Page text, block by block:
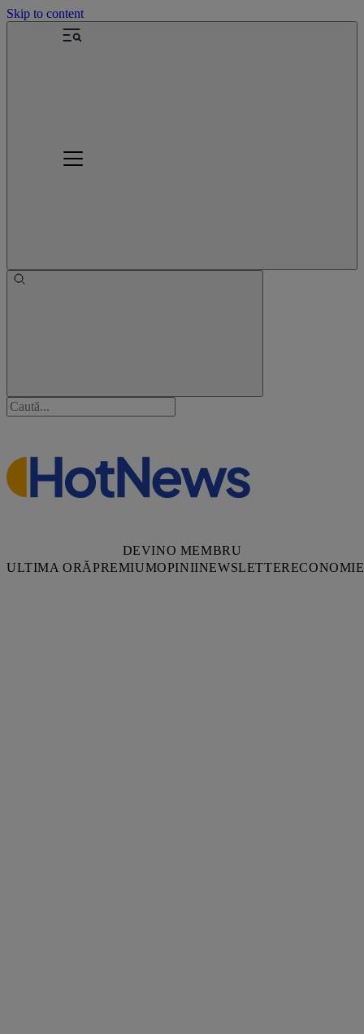
Skip to content
DEVINO MEMBRU
ULTIMA ORĂPREMIUMOPINIINEWSLETTERECONOMIE